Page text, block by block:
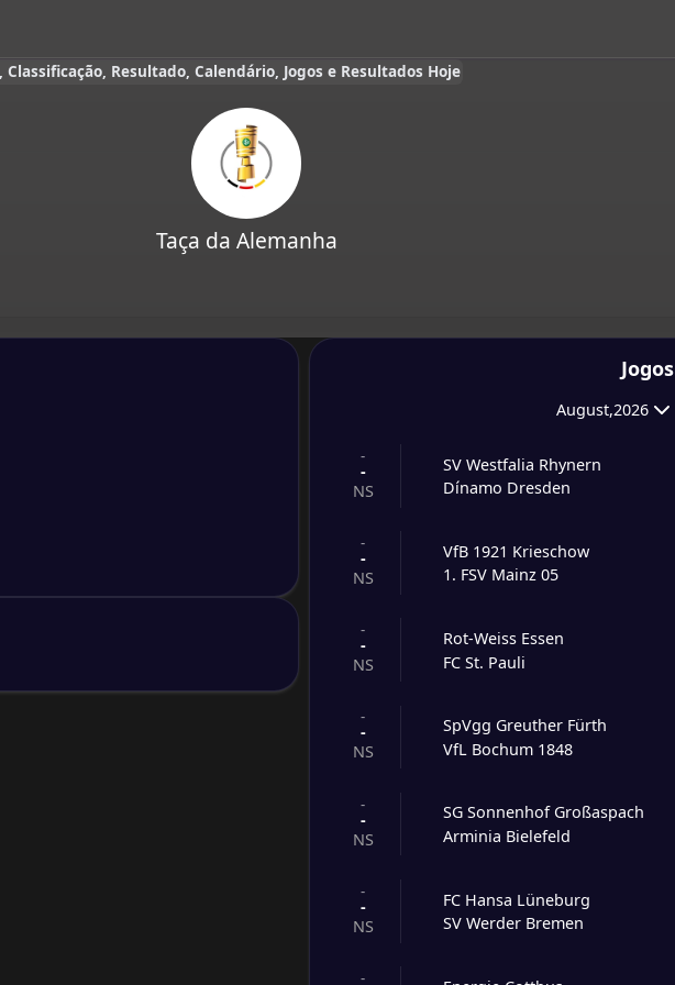
Resultado, Calendário, Jogos e Resultados Hoje
Taça da Alemanha
Jogos
August,2026
-
-
NS
SV Westfalia Rhynern
Dínamo Dresden
-
-
NS
VfB 1921 Krieschow
1. FSV Mainz 05
-
-
NS
Rot-Weiss Essen
FC St. Pauli
-
-
NS
SpVgg Greuther Fürth
VfL Bochum 1848
-
-
NS
SG Sonnenhof Großaspach
Arminia Bielefeld
-
-
NS
FC Hansa Lüneburg
SV Werder Bremen
-